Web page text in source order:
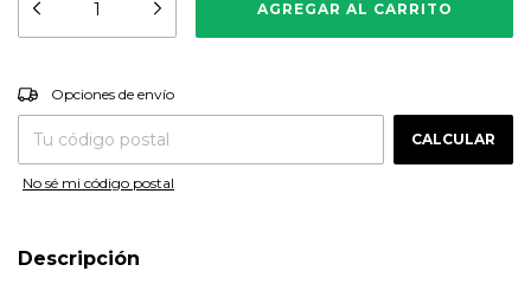
Entregas para el CP:
Opciones de envío
CALCULAR
No sé mi código postal
Descripción